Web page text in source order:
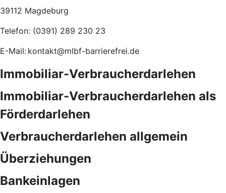
39112 Magdeburg
Telefon: (0391) 289 230 23
E-Mail: kontakt@mlbf-barrierefrei.de
Immobiliar-Verbraucherdarlehen
Immobiliar-Verbraucherdarlehen als
Förderdarlehen
Verbraucherdarlehen allgemein
Überziehungen
Bankeinlagen